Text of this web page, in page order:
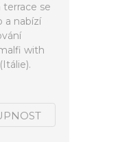
se
a nabízí
with